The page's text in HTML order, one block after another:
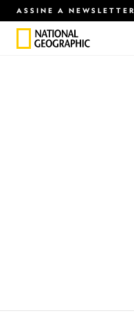
ASSINE A NEWSLETTER